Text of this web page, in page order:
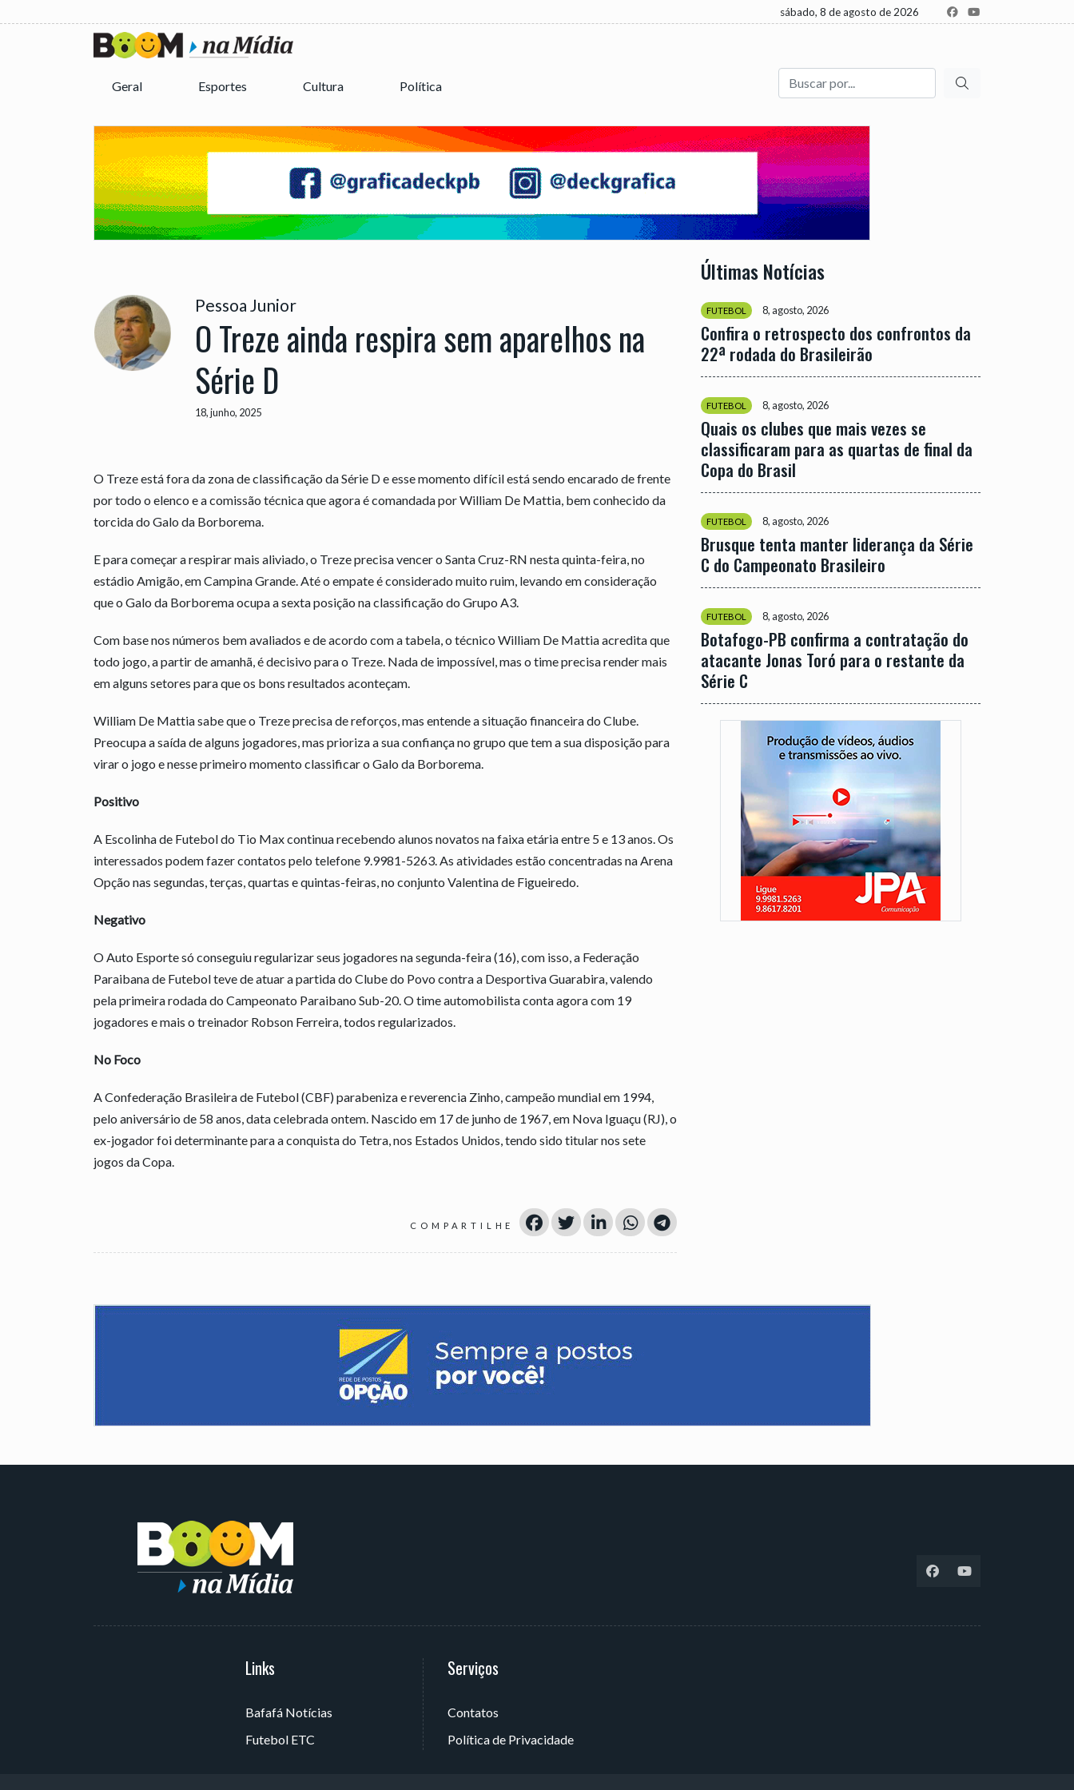
sábado, 8 de agosto de 2026
Geral Esportes Cultura Política
Buscar
Pessoa Junior
O Treze ainda respira sem aparelhos na
Série D
18, junho, 2025
O Treze está fora da zona de classificação da Série D e esse momento difícil está sendo encarado de frente
por todo o elenco e a comissão técnica que agora é comandada por William De Mattia, bem conhecido da
torcida do Galo da Borborema.
E para começar a respirar mais aliviado, o Treze precisa vencer o Santa Cruz-RN nesta quinta-feira, no
estádio Amigão, em Campina Grande. Até o empate é considerado muito ruim, levando em consideração
que o Galo da Borborema ocupa a sexta posição na classificação do Grupo A3.
Com base nos números bem avaliados e de acordo com a tabela, o técnico William De Mattia acredita que
todo jogo, a partir de amanhã, é decisivo para o Treze. Nada de impossível, mas o time precisa render mais
em alguns setores para que os bons resultados aconteçam.
William De Mattia sabe que o Treze precisa de reforços, mas entende a situação financeira do Clube.
Preocupa a saída de alguns jogadores, mas prioriza a sua confiança no grupo que tem a sua disposição para
virar o jogo e nesse primeiro momento classificar o Galo da Borborema.
Positivo
A Escolinha de Futebol do Tio Max continua recebendo alunos novatos na faixa etária entre 5 e 13 anos. Os
interessados podem fazer contatos pelo telefone 9.9981-5263. As atividades estão concentradas na Arena
Opção nas segundas, terças, quartas e quintas-feiras, no conjunto Valentina de Figueiredo.
Negativo
O Auto Esporte só conseguiu regularizar seus jogadores na segunda-feira (16), com isso, a Federação
Paraibana de Futebol teve de atuar a partida do Clube do Povo contra a Desportiva Guarabira, valendo
pela primeira rodada do Campeonato Paraibano Sub-20. O time automobilista conta agora com 19
jogadores e mais o treinador Robson Ferreira, todos regularizados.
No Foco
A Confederação Brasileira de Futebol (CBF) parabeniza e reverencia Zinho, campeão mundial em 1994,
pelo aniversário de 58 anos, data celebrada ontem. Nascido em 17 de junho de 1967, em Nova Iguaçu (RJ), o
ex-jogador foi determinante para a conquista do Tetra, nos Estados Unidos, tendo sido titular nos sete
jogos da Copa.
COMPARTILHE
Últimas Notícias
FUTEBOL 8, agosto, 2026
Confira o retrospecto dos confrontos da
22ª rodada do Brasileirão
FUTEBOL 8, agosto, 2026
Quais os clubes que mais vezes se
classificaram para as quartas de final da
Copa do Brasil
FUTEBOL 8, agosto, 2026
Brusque tenta manter liderança da Série
C do Campeonato Brasileiro
FUTEBOL 8, agosto, 2026
Botafogo-PB confirma a contratação do
atacante Jonas Toró para o restante da
Série C
Links
Bafafá Notícias
Futebol ETC
Serviços
Contatos
Política de Privacidade
Serviços
Av. Rui Barbosa, 405 - Torre, João Pessoa - PB, Brasil